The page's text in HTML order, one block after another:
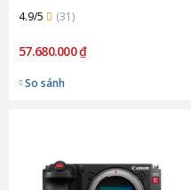
4.9/5
(31)
57.680.000 ₫
So sánh